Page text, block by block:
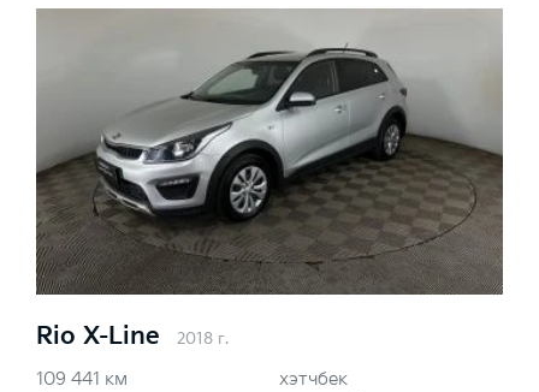
Rio X-Line 2018 г.
109 441 км
хэтчбек